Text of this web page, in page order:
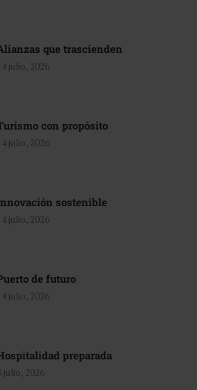
que trascienden
julio, 2026
con propósito
julio, 2026
sostenible
julio, 2026
de futuro
julio, 2026
preparada
julio, 2026